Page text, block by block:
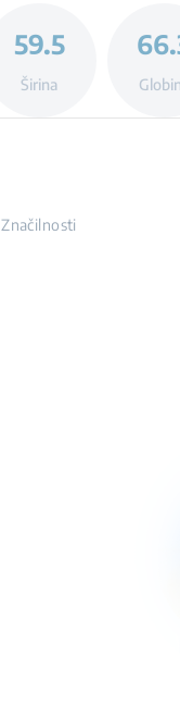
59.5
Širina
Značilnosti